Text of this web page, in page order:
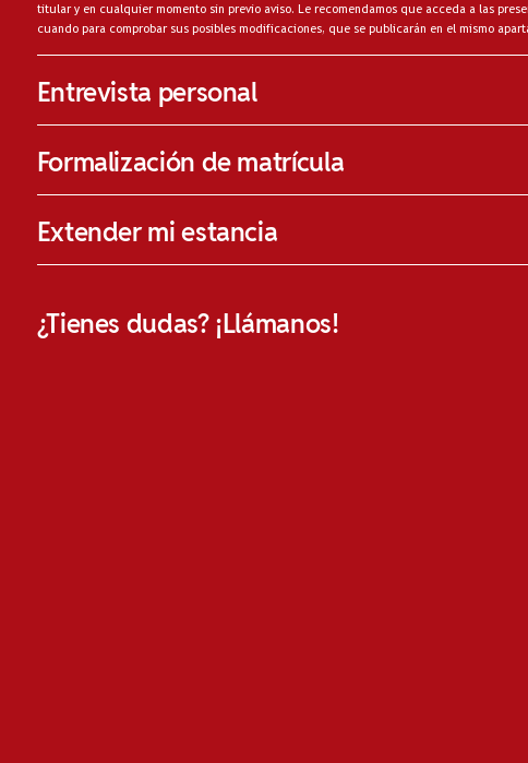
titular y en cualquier momento sin previo aviso. Le recomendamos que acceda a las
cuando para comprobar sus posibles modificaciones, que se publicarán en el mismo
Entrevista personal
Formalización de matrícula
Extender mi estancia
¿Tienes dudas? ¡Llámanos!